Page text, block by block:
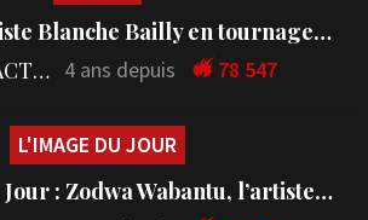
Blanche Bailly en tournage…
LA REDACTION 4 ans depuis 78 547
L'IMAGE DU JOUR
Jour : Zodwa Wabantu, l’artiste…